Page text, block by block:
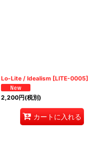
Lo-Lite / Idealism [LITE-0005]
2,200円(税別)
カートに入れる